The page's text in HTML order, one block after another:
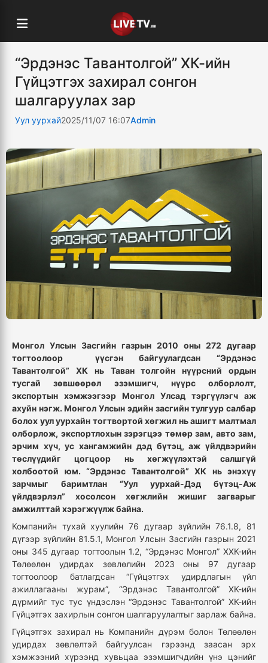
“Эрдэнэс Тавантолгой” ХК-ийн
Гүйцэтгэх захирал сонгон
шалгаруулах зар
Уул уурхай2025/11/07 16:07Admin
Монгол Улсын Засгийн газрын 2010 оны 272 дугаар
тогтоолоор үүсгэн байгуулагдсан “Эрдэнэс
Тавантолгой” ХК нь Таван толгойн нүүрсний ордын
тусгай зөвшөөрөл эзэмшигч, нүүрс олборлолт,
экспортын хэмжээгээр Монгол Улсад тэргүүлэгч аж
ахуйн нэгж. Монгол Улсын эдийн засгийн тулгуур салбар
болох уул уурхайн тогтвортой хөгжил нь ашигт малтмал
олборлож, экспортлохын зэрэгцээ төмөр зам, авто зам,
эрчим хүч, ус хангамжийн дэд бүтэц, аж үйлдвэрийн
төслүүдийг цогцоор нь хөгжүүлэхтэй салшгүй
холбоотой юм. “Эрдэнэс Тавантолгой” ХК нь энэхүү
зарчмыг баримтлан “Уул уурхай-Дэд бүтэц-Аж
үйлдвэрлэл” хосолсон хөгжлийн жишиг загварыг
амжилттай хэрэгжүүлж байна.
Компанийн тухай хуулийн 76 дугаар зүйлийн 76.1.8, 81
дүгээр зүйлийн 81.5.1, Монгол Улсын Засгийн газрын 2021
оны 345 дугаар тогтоолын 1.2, “Эрдэнэс Монгол” ХХК-ийн
Төлөөлөн удирдах зөвлөлийн 2023 оны 97 дугаар
тогтоолоор батлагдсан “Гүйцэтгэх удирдлагын үйл
ажиллагааны журам”, “Эрдэнэс Тавантолгой” ХК-ийн
дүрмийг тус тус үндэслэн “Эрдэнэс Тавантолгой” ХК-ийн
Гүйцэтгэх захирлын сонгон шалгаруулалтыг зарлаж байна.
Гүйцэтгэх захирал нь Компанийн дүрэм болон Төлөөлөн
удирдах зөвлөлтэй байгуулсан гэрээнд заасан эрх
хэмжээний хүрээнд хувьцаа эзэмшигчдийн үнэ цэнийг